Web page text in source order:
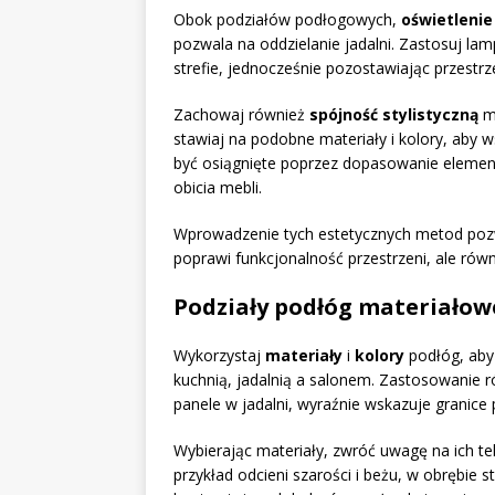
Obok podziałów podłogowych,
pozwala na oddzielanie jadalni. Zastosuj
strefie, jednocześnie pozostawiając
Zachowaj również spójność stylistyczną
stawiaj na podobne materiały i kolory, aby
być osiągnięte poprzez dopasowanie
obicia mebli.
Wprowadzenie tych estetycznych metod
poprawi funkcjonalność przestrzeni, ale
Podziały podłóg
Wykorzystaj materiały i kolory podłóg,
kuchnią, jadalnią a salonem. Zastosowanie
panele w jadalni, wyraźnie wskazuje
Wybierając materiały, zwróć uwagę na ich
przykład odcieni szarości i beżu, w obrębie